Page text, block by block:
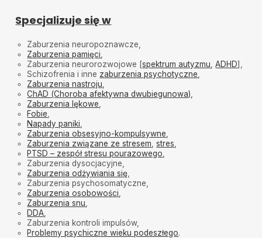
Specjalizuje się w
Zaburzenia neuropoznawcze,
Zaburzenia pamięci
Zaburzenia neurorozwojowe [spektrum autyzmu ,ADHD],
Schizofrenia i inne zaburzenia psychotyczne
Zaburzenia nastroju
ChAD (Choroba afektywna dwubiegunowa)
Zaburzenia lękowe
Fobie
Napady paniki
Zaburzenia obsesyjno-kompulsywne
Zaburzenia związane ze stresem ,stres
PTSD – zespół stresu pourazowego
Zaburzenia dysocjacyjne,
Zaburzenia odżywiania się
Zaburzenia psychosomatyczne,
Zaburzenia osobowości
Zaburzenia snu
DDA
Zaburzenia kontroli impulsów,
Problemy psychiczne wieku podeszłego.